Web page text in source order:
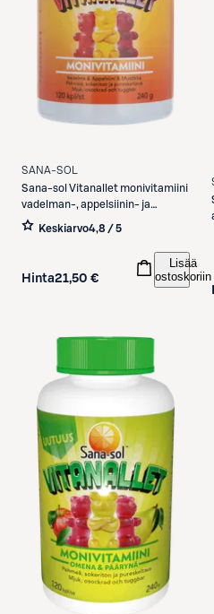
SANA-SOL
Sana-sol Vitanallet monivitamiini
vadelman-, appelsiinin- ja
mustikanmakuinen 120kpl/240g
Keskiarvo4,8 / 5
Hinta21,50 €
Lisää
ostoskoriin